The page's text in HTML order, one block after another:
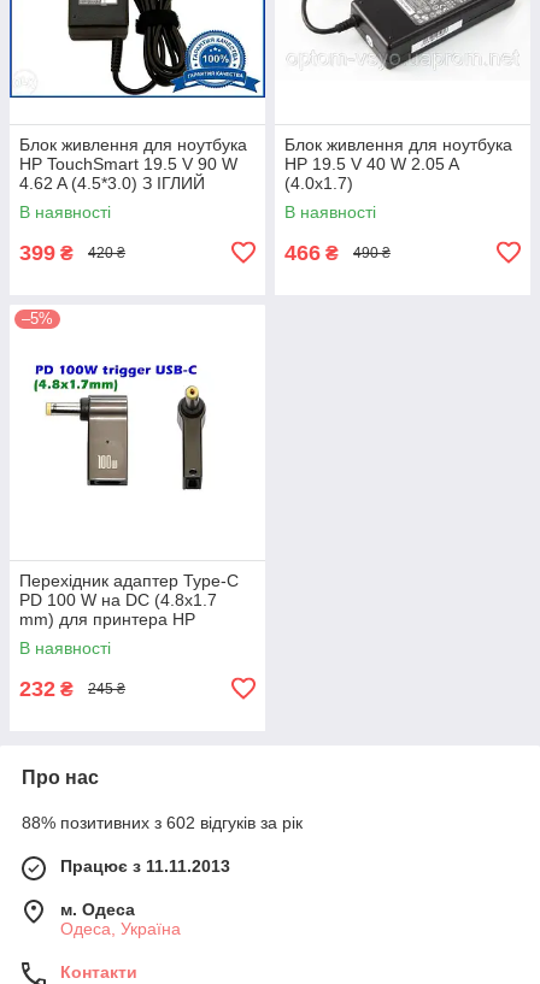
Блок живлення для ноутбука
HP TouchSmart 19.5 V 90 W
4.62 A (4.5*3.0) З ІГЛИЙ
В наявності
399 ₴ 420 ₴
Блок живлення для ноутбука
HP 19.5 V 40 W 2.05 A
(4.0x1.7)
В наявності
466 ₴ 490 ₴
–5%
Перехідник адаптер Type-C
PD 100 W на DC (4.8x1.7
mm) для принтера HP
DeskJet
В наявності
232 ₴ 245 ₴
Про нас
88% позитивних з 602 відгуків за рік
Працює з 11.11.2013
м. Одеса
Одеса, Україна
Контакти